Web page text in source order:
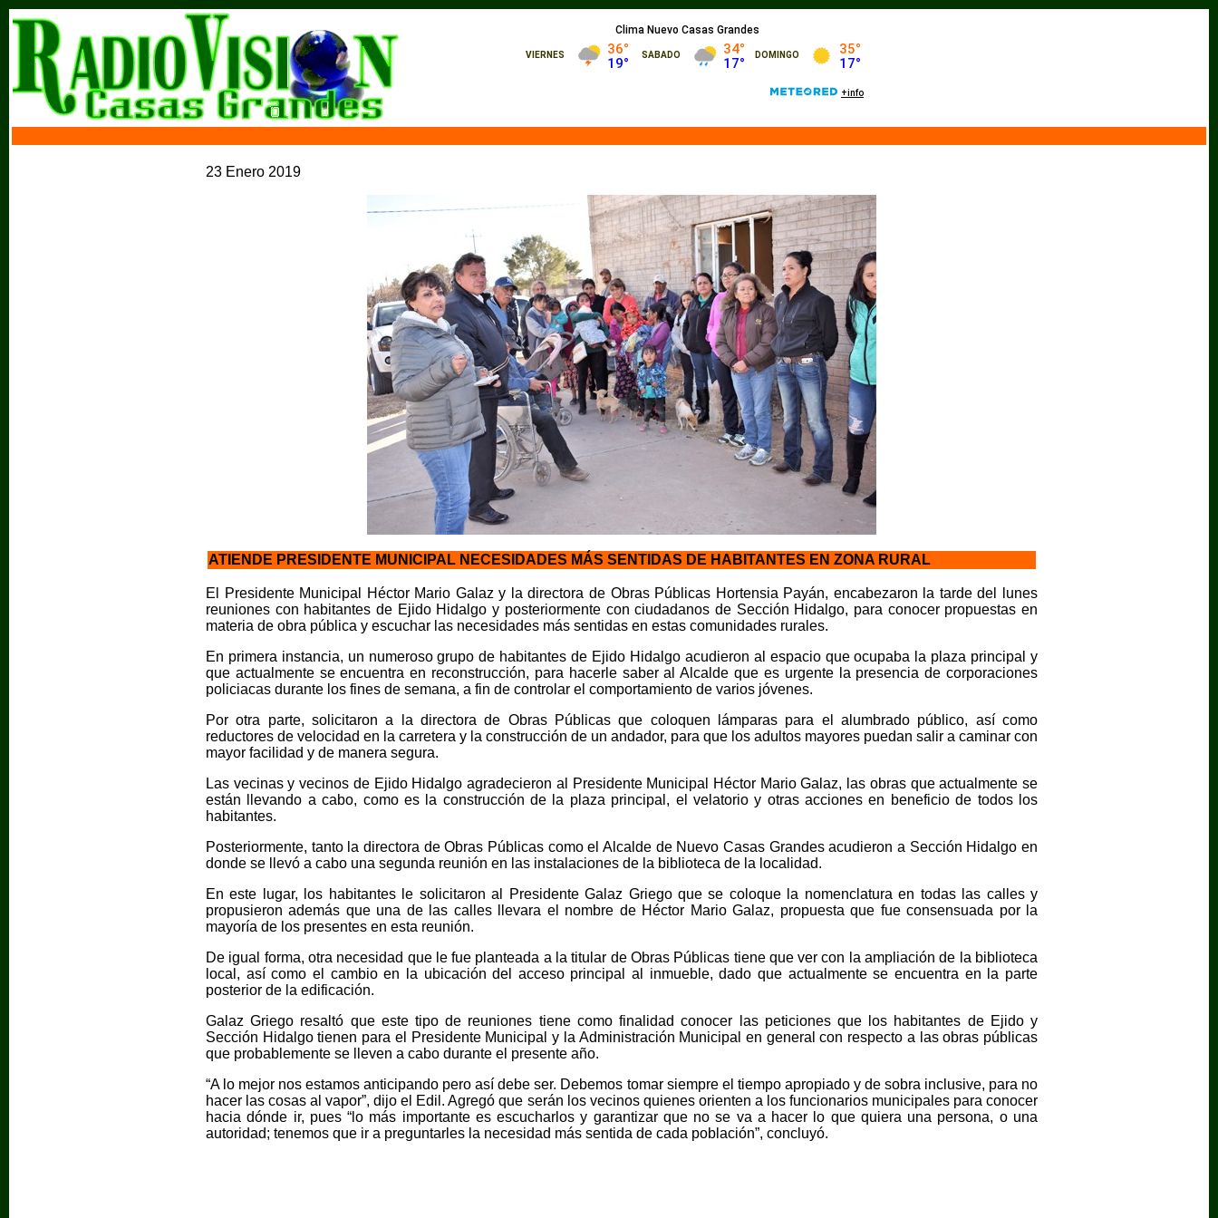
23 Enero 2019
ATIENDE PRESIDENTE MUNICIPAL NECESIDADES MÁS SENTIDAS DE HABITANTES EN ZONA RURAL
El Presidente Municipal Héctor Mario Galaz y la directora de Obras Públicas Hortensia Payán, encabezaron la tarde del lunes
reuniones con habitantes de Ejido Hidalgo y posteriormente con ciudadanos de Sección Hidalgo, para conocer propuestas en
materia de obra pública y escuchar las necesidades más sentidas en estas comunidades rurales.
En primera instancia, un numeroso grupo de habitantes de Ejido Hidalgo acudieron al espacio que ocupaba la plaza principal y
que actualmente se encuentra en reconstrucción, para hacerle saber al Alcalde que es urgente la presencia de corporaciones
policiacas durante los fines de semana, a fin de controlar el comportamiento de varios jóvenes.
Por otra parte, solicitaron a la directora de Obras Públicas que coloquen lámparas para el alumbrado público, así como
reductores de velocidad en la carretera y la construcción de un andador, para que los adultos mayores puedan salir a caminar con
mayor facilidad y de manera segura.
Las vecinas y vecinos de Ejido Hidalgo agradecieron al Presidente Municipal Héctor Mario Galaz, las obras que actualmente se
están llevando a cabo, como es la construcción de la plaza principal, el velatorio y otras acciones en beneficio de todos los
habitantes.
Posteriormente, tanto la directora de Obras Públicas como el Alcalde de Nuevo Casas Grandes acudieron a Sección Hidalgo en
donde se llevó a cabo una segunda reunión en las instalaciones de la biblioteca de la localidad.
En este lugar, los habitantes le solicitaron al Presidente Galaz Griego que se coloque la nomenclatura en todas las calles y
propusieron además que una de las calles llevara el nombre de Héctor Mario Galaz, propuesta que fue consensuada por la
mayoría de los presentes en esta reunión.
De igual forma, otra necesidad que le fue planteada a la titular de Obras Públicas tiene que ver con la ampliación de la biblioteca
local, así como el cambio en la ubicación del acceso principal al inmueble, dado que actualmente se encuentra en la parte
posterior de la edificación.
Galaz Griego resaltó que este tipo de reuniones tiene como finalidad conocer las peticiones que los habitantes de Ejido y
Sección Hidalgo tienen para el Presidente Municipal y la Administración Municipal en general con respecto a las obras públicas
que probablemente se lleven a cabo durante el presente año.
“A lo mejor nos estamos anticipando pero así debe ser. Debemos tomar siempre el tiempo apropiado y de sobra inclusive, para no
hacer las cosas al vapor”, dijo el Edil. Agregó que serán los vecinos quienes orienten a los funcionarios municipales para conocer
hacia dónde ir, pues “lo más importante es escucharlos y garantizar que no se va a hacer lo que quiera una persona, o una
autoridad; tenemos que ir a preguntarles la necesidad más sentida de cada población”, concluyó.